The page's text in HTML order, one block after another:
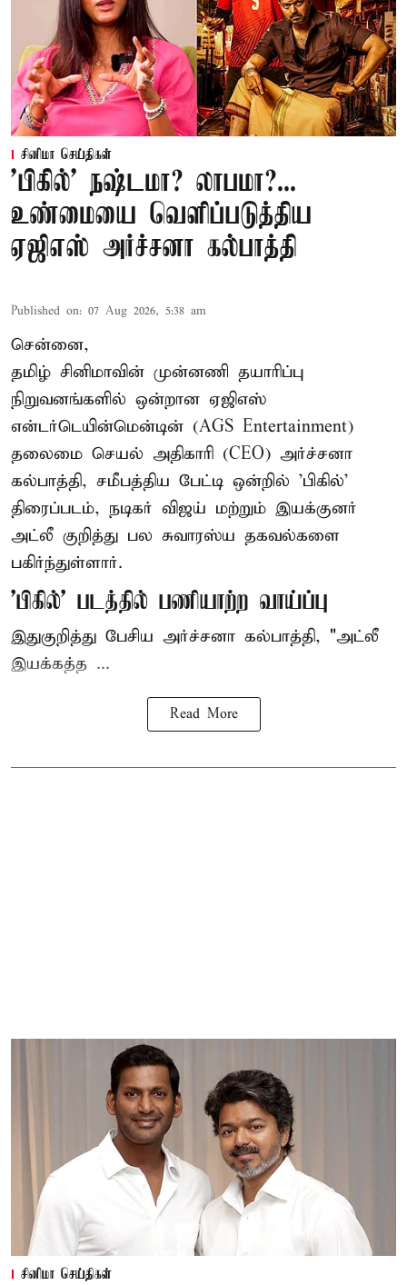
சினிமா செய்திகள்
'பிகில்' நஷ்டமா? லாபமா?...
உண்மையை வெளிப்படுத்திய
ஏஜிஎஸ் அர்ச்சனா கல்பாத்தி
Published on: 07 Aug 2026, 5:38 am
சென்னை,
தமிழ் சினிமாவின் முன்னணி தயாரிப்பு
நிறுவனங்களில் ஒன்றான ஏஜிஎஸ்
என்டர்டெயின்மென்டின் (AGS Entertainment)
தலைமை செயல் அதிகாரி (CEO) அர்ச்சனா
கல்பாத்தி, சமீபத்திய பேட்டி ஒன்றில் 'பிகில்'
திரைப்படம், நடிகர் விஜய் மற்றும் இயக்குனர்
அட்லீ குறித்து பல சுவாரஸ்ய தகவல்களை
பகிர்ந்துள்ளார்.
'பிகில்' படத்தில் பணியாற்ற வாய்ப்பு
இதுகுறித்து பேசிய அர்ச்சனா கல்பாத்தி, "அட்லீ
இயக்கத்த ...
Read More
சினிமா செய்திகள்